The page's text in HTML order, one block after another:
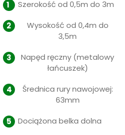
Szerokość od 0,5m do 3m
Wysokość od 0,4m do
3,5m
Napęd ręczny (metalowy
łańcuszek)
Średnica rury nawojowej:
63mm
Dociążona belka dolna